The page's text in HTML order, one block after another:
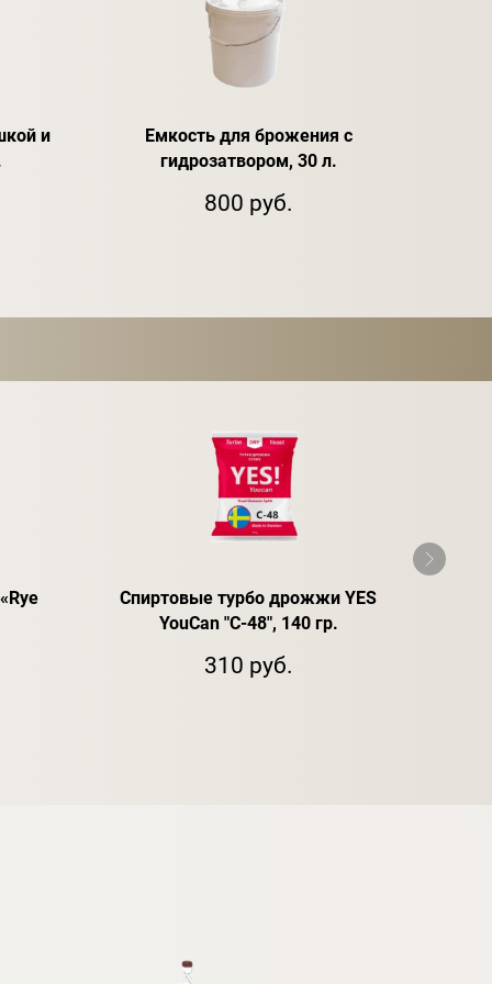
и
Емкость для брожения с
гидрозатвором, 30 л.
800 руб.
Спиртовые турбо дрожжи YES
YouCan "C-48", 140 гр.
310 руб.